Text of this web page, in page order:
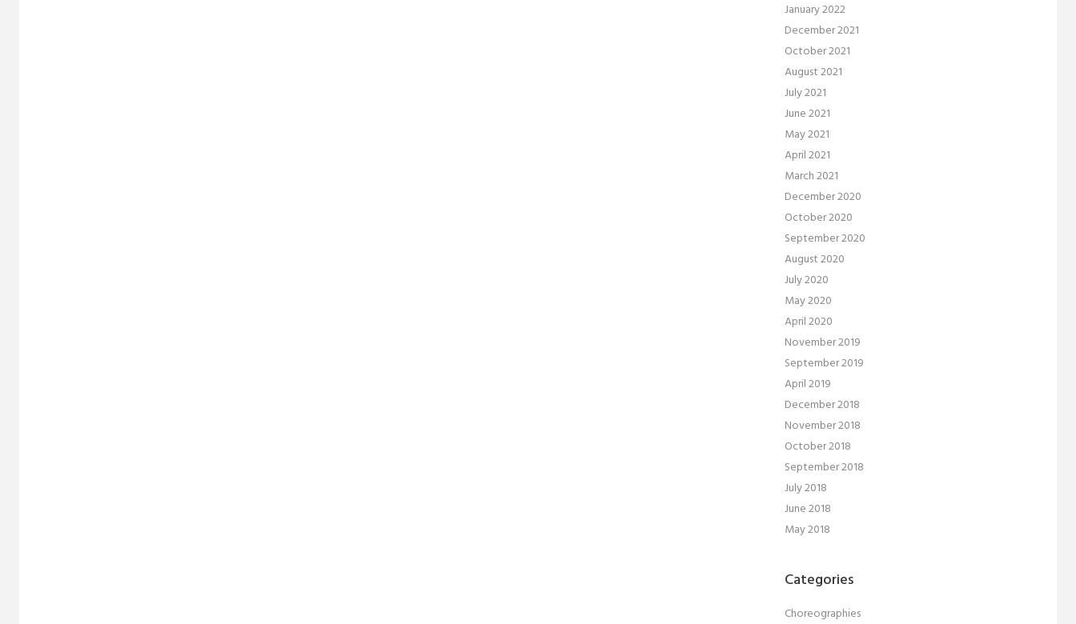
January 2022
December 2021
October 2021
August 2021
July 2021
June 2021
May 2021
April 2021
March 2021
December 2020
October 2020
September 2020
August 2020
July 2020
May 2020
April 2020
November 2019
September 2019
April 2019
December 2018
November 2018
October 2018
September 2018
July 2018
June 2018
May 2018
Categories
Choreographies